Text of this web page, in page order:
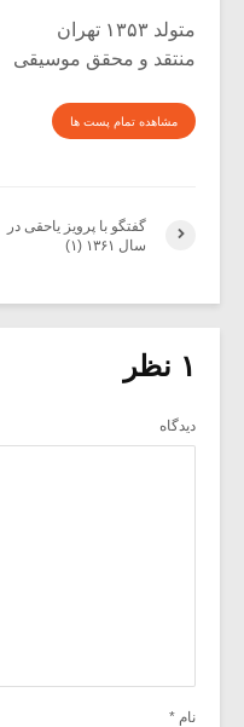
متولد ۱۳۵۳ تهران
منتقد و محقق موسیقی
مشاهده تمام پست ها
گفتگو با پرویز یاحقی در
سال ۱۳۶۱ (۱)
۱ نظر
دیدگاه
نام *